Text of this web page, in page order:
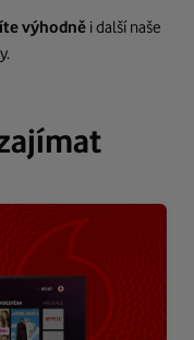
výhodně i další naše